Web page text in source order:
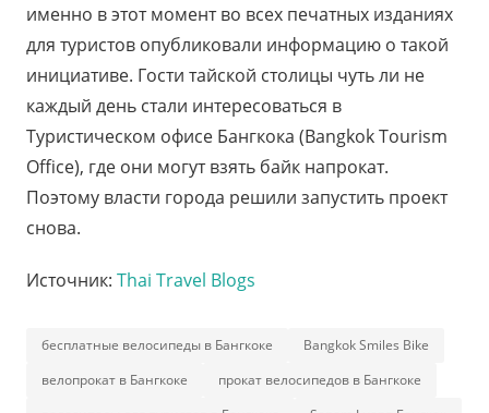
именно в этот момент во всех печатных изданиях
для туристов опубликовали информацию о такой
инициативе. Гости тайской столицы чуть ли не
каждый день стали интересоваться в
Туристическом офисе Бангкока (Bangkok Tourism
Office), где они могут взять байк напрокат.
Поэтому власти города решили запустить проект
снова.
Источник: Thai Travel Blogs
бесплатные велосипеды в Бангкоке
Bangkok Smiles Bike
велопрокат в Бангкоке
прокат велосипедов в Бангкоке